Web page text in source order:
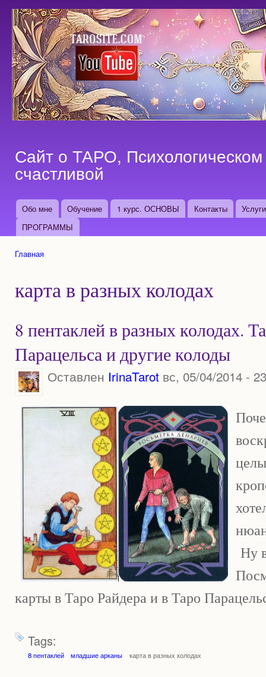
Сайт о ТАРО,
счастливой
Основные ссылки
Обо мне Обучение 1 курс. ОСНОВЫ Контакты
Услуги
ПРОГРАММЫ
Главная
карта в разных колодах
8 пентаклей в разных колодах.
Парацельса и другие колоды
Оставлен IrinaTarotвс, 05/04/2014 -
Ну
карты в Таро Райдера и в Таро
Tags:
8 пентаклей младшие арканы карта в разных колодах